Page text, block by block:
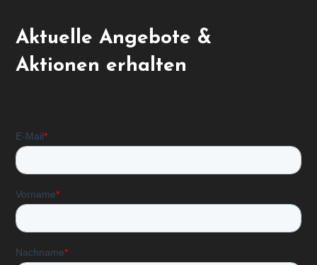
Aktuelle Angebote &
Aktionen erhalten